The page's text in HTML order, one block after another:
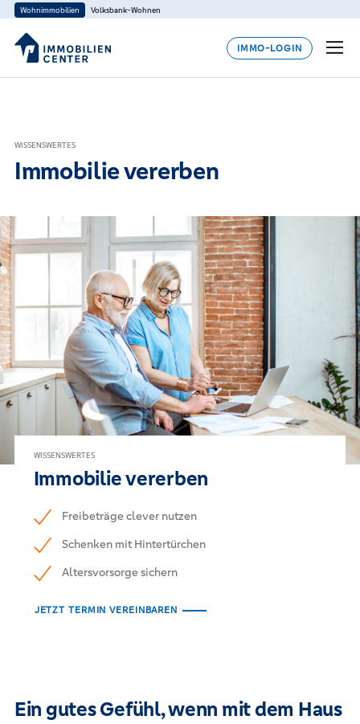
Wohnimmobilien Volksbank-Wohnen
IMMO-LOGIN
WISSENSWERTES
Immobilie vererben
WISSENSWERTES
Immobilie vererben
Freibeträge clever nutzen
Schenken mit Hintertürchen
Altersvorsorge sichern
JETZT TERMIN VEREINBAREN
Ein gutes Gefühl, wenn mit dem Haus